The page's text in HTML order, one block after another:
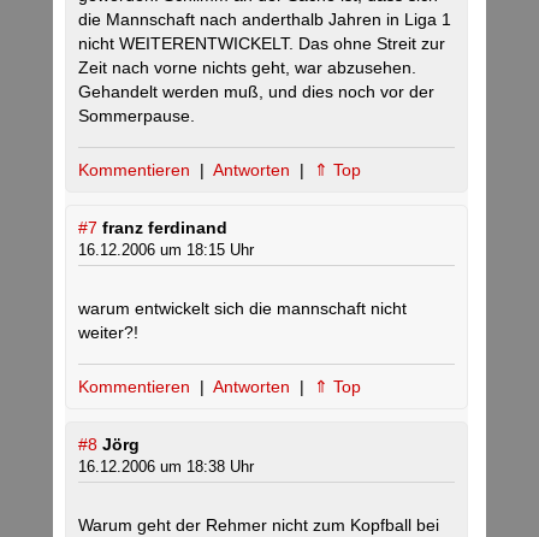
die Mannschaft nach anderthalb Jahren in Liga 1
nicht WEITERENTWICKELT. Das ohne Streit zur
Zeit nach vorne nichts geht, war abzusehen.
Gehandelt werden muß, und dies noch vor der
Sommerpause.
Kommentieren | Antworten | ⇑ Top
#7 franz ferdinand
16.12.2006 um 18:15 Uhr
warum entwickelt sich die mannschaft nicht
weiter?!
Kommentieren | Antworten | ⇑ Top
#8 Jörg
16.12.2006 um 18:38 Uhr
Warum geht der Rehmer nicht zum Kopfball bei